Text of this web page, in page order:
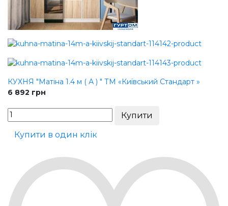
КУХНЯ "Матіна 1.4 м ( А ) " ТМ «Київський Стандарт »
6 892 грн
Купити в один клік